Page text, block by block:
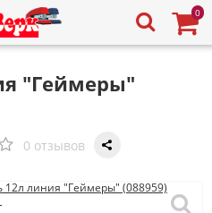
0
"Геймеры"
0 отзывов